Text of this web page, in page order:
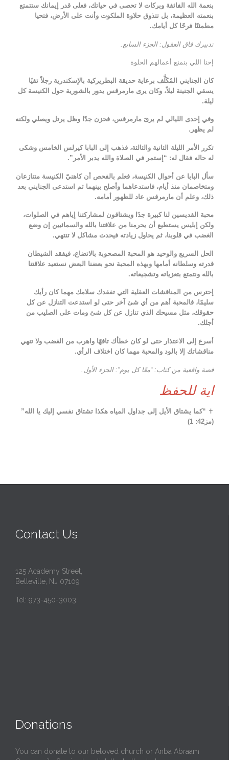
بنعمة الله الفائقة وبركات لا تحصى في حياتك، فعلى قدر إيمانك ستتمتع
بنعمته العظيمة، بل تتذوق حلاوة الملكوت وأنت على الأرض، فتحيا
مطمئنًا فرحًا كل أيامك.
تدبيرك فاق العقول: الجزء السابع.
إحنا اللي بنمنع أعمالهم الحلوة
كان الجنايني المُكَلَّف برعاية حديقة البطريركية بالإسكندرية رجلاً تقيًا
يسقي الجنينة ليلاً، وكان يرى مارمرقس يدور بالشورية حول الكنيسة كل
ليلة.
وفي إحدى الليالي لم يرىَ مارمرقس، فحزن جدًا وظل يرتل ويصلي ولكنه
لم يظهر.
تكرر الأمر الليلة الثانية والثالثة، فذهب إلى البابا كيرلس الخامس وشكى
له حاله فقال له: “إستمر في الصلاة والله يدبر الأمر”.
سأل البابا عن أحوال الكنيسة، فعلم بالفحص أن كاهنيّ الكنيسة متنازعان
ومتخاصمان منذ أيام، فاستدعاهما وأصلح بينهما ثم استدعى الجنايني بعد
ذلك، وعلم أن مارمرقس عاد للظهور أمامه.
محبة القديسين لنا كبيرة جدًا ويشتاقون لمشاركتنا إياهم في الصلوات،
ولكن إبليس يستطيع أن يحرمنا من علاقتنا بالله والسمائيين إن وضع
الغضب في قلوبنا، ثم يحاول زيادته فيحدث مشاكل لا تنتهي.
الحل السريع والوحيد هو المحبة المصحوبة بالاتضاع، فيفقد الشيطان
قدرته وسلطانه أمامها وبهذه المحبة نحو بعضنا البعض نستعيد علاقتنا
بالله ونتمتع بتعزياته وتشجيعاته.
إحترس من المناقشات العقلية التي تفقدك سلامك مهما كان رأيك
سليمًا، فالمحبة أهم من أي شئ آخر حتى لو استدعت التنازل عن كل
حقوقك، مثل مسيحك الذي تنازل عن كل شئ ومات على الصليب من
أجلك.
أسرع إلى الاعتذار حتى لو كان خطأك تافهًا واهرب من الغضب ولا تنهي
مناقشاتك إلا بالود والمحبة مهما كان اختلاف الرأي.
قصة واقعية من كتاب: “معًا كل يوم”: الجزء الأول.
اية للحفظ
✝ “كما يشتاق الأيل إلى جداول المياه هكذا تشتاق نفسي إليك يا الله”
(مز42: 1)
Contact Us
125 Academy Street,
Belleville, NJ 07109
Tel: 973-450-3003
Donations
You can donate to our beloved church or Anba Abraam